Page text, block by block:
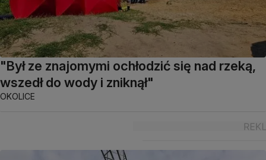
"Był ze znajomymi ochłodzić się nad rzeką,
wszedł do wody i zniknął"
OKOLICE